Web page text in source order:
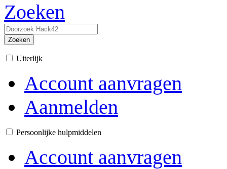
Zoeken
Zoeken
Uiterlijk
Account aanvragen
Aanmelden
Persoonlijke hulpmiddelen
Account aanvragen